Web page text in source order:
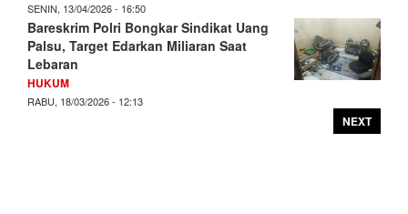
SENIN, 13/04/2026 - 16:50
Bareskrim Polri Bongkar Sindikat Uang
Palsu, Target Edarkan Miliaran Saat
Lebaran
HUKUM
RABU, 18/03/2026 - 12:13
NEXT